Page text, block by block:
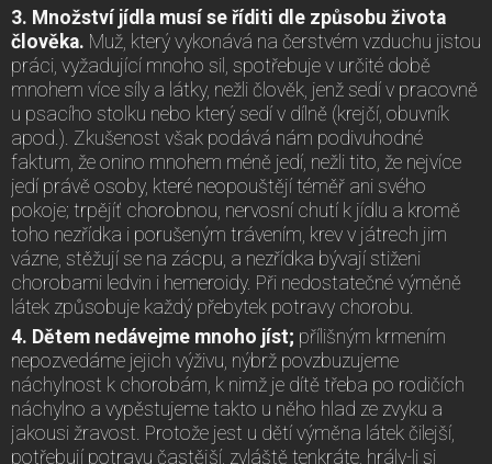
3. Množství jídla musí se říditi dle způsobu života
člověka. Muž, který vykonává na čerstvém vzduchu jistou
práci, vyžadující mnoho sil, spotřebuje v určité době
mnohem více síly a látky, nežli člověk, jenž sedí v pracovně
u psacího stolku nebo který sedí v dílně (krejčí, obuvník
apod.). Zkušenost však podává nám podivuhodné
faktum, že onino mnohem méně jedí, nežli tito, že nejvíce
jedí právě osoby, které neopouštějí téměř ani svého
pokoje; trpějíť chorobnou, nervosní chutí k jídlu a kromě
toho nezřídka i porušeným trávením, krev v játrech jim
vázne, stěžují se na zácpu, a nezřídka bývají stiženi
chorobami ledvin i hemeroidy. Při nedostatečné výměně
látek způsobuje každý přebytek potravy chorobu.
4. Dětem nedávejme mnoho jíst; přílišným krmením
nepozvedáme jejich výživu, nýbrž povzbuzujeme
náchylnost k chorobám, k nimž je dítě třeba po rodičích
náchylno a vypěstujeme takto u něho hlad ze zvyku a
jakousi žravost. Protože jest u dětí výměna látek čilejší,
potřebují potravu častější, zvláště tenkráte, hrály-li si